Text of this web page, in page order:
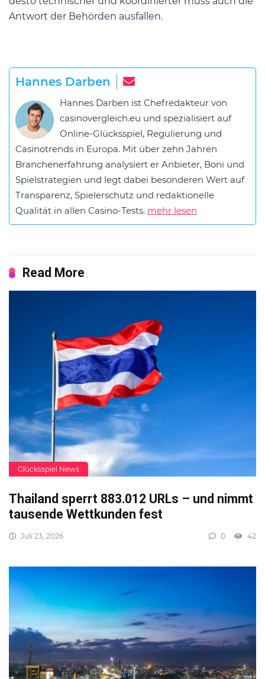
Antwort der Behörden ausfallen.
Hannes Darben
Hannes Darben ist Chefredakteur von
casinovergleich.eu und spezialisiert auf
Online-Glücksspiel, Regulierung und
Casinotrends in Europa. Mit über zehn Jahren
Branchenerfahrung analysiert er Anbieter, Boni und
Spielstrategien und legt dabei besonderen Wert auf
Transparenz, Spielerschutz und redaktionelle
Qualität in allen Casino-Tests. mehr lesen
Read More
Glücksspiel News
Thailand sperrt 883.012 URLs – und nimmt
tausende Wettkunden fest
Juli 23, 2026 0 42